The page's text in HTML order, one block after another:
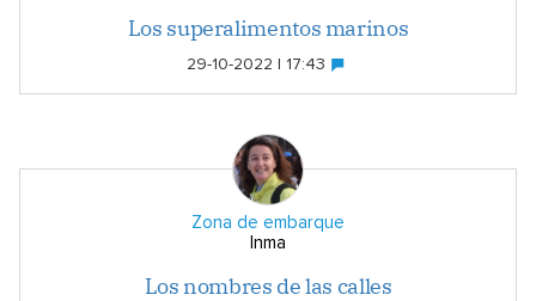
Los superalimentos marinos
29-10-2022 | 17:43
Zona de embarque
Inma
Los nombres de las calles